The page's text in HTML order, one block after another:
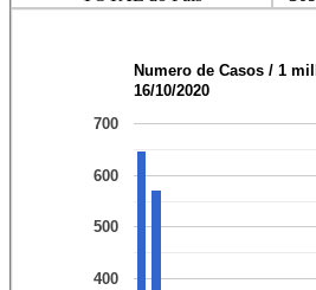
Numero de Casos / 1
16/10/2020
400
500
600
700